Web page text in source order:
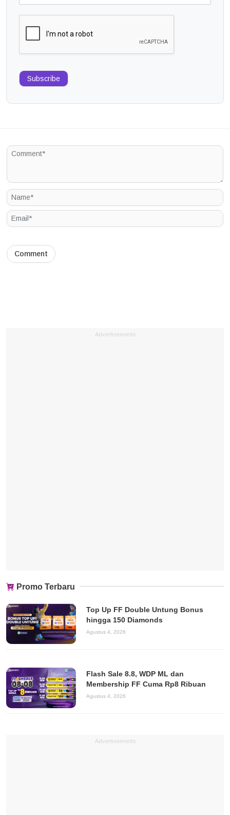
Subscribe
Advertisements
Promo Terbaru
Top Up FF Double Untung Bonus
hingga 150 Diamonds
Agustus 4, 2026
Flash Sale 8.8, WDP ML dan
Membership FF Cuma Rp8 Ribuan
Agustus 4, 2026
Advertisements